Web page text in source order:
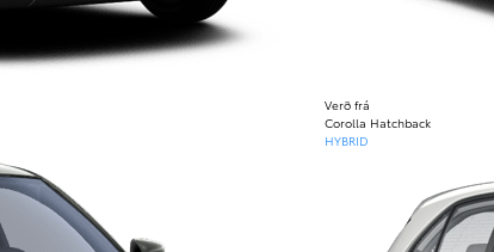
Verð frá
Corolla Hatchback
HYBRID